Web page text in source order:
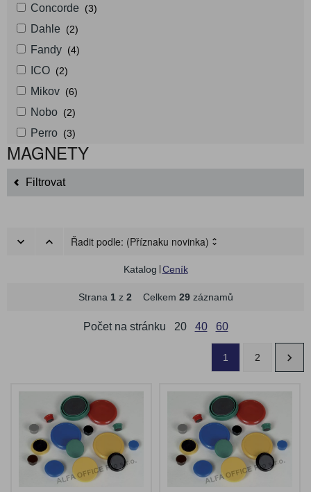
Concorde (3)
Dahle (2)
Fandy (4)
ICO (2)
Mikov (6)
Nobo (2)
Perro (3)
MAGNETY
Filtrovat
Řadit podle: (Příznaku novinka)
Katalog Ceník
Strana 1z 2 Celkem 29záznamů
Počet na stránku 20 40 60
1 2